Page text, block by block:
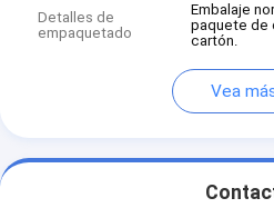
Detalles de
empaquetado
Embalaje
paquete de
cartón.
Vea